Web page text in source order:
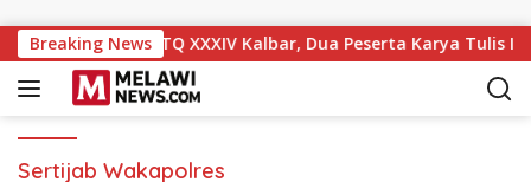
Breaking News
Ukir Prestasi di MTQ XXXIV Kalbar, Dua Peserta Karya Tulis
Sertijab Wakapolres